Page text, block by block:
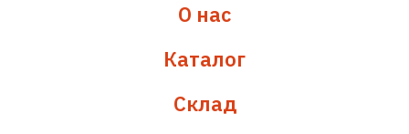
О нас
Каталог
Склад